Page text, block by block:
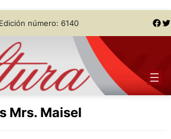
número: 6140 Facebook Twitter
Mrs. Maisel